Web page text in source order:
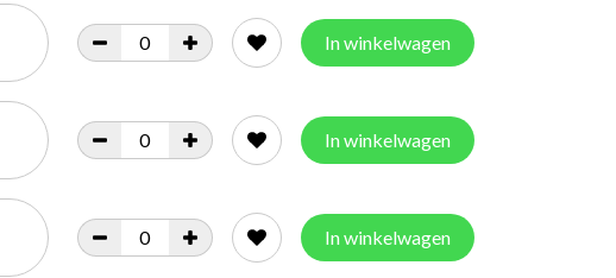
In winkelwagen
In winkelwagen
In winkelwagen